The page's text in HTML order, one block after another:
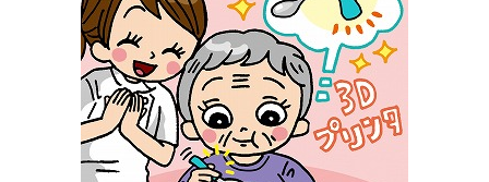
大学・短大以外の資料から請求
専門学校の資料請求 大学院の資料請求
留学・進学関連、塾・予備校
大学入学共通テスト「受験案
内」の請求